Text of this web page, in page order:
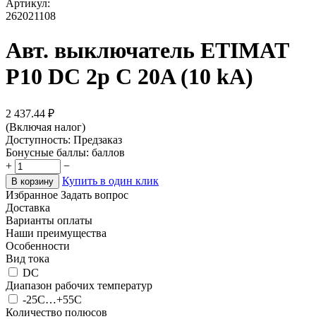
Артикул:
262021108
Авт. выключатель ETIMAT
P10 DC 2p C 20A (10 kA)
2 437.44 ₽
(Включая налог)
Доступность: Предзаказ
Бонусные баллы: баллов
+
−
В корзину
Купить в один клик
Избранное Задать вопрос
Доставка
Варианты оплаты
Наши преимущества
Особенности
Вид тока
DC
Диапазон рабочих температур
-25C…+55C
Количество полюсов